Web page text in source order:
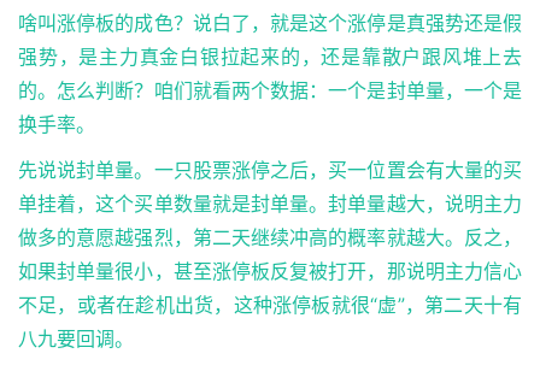
啥叫涨停板的成色？说白了，就是这个涨停是真强势还是假
强势，是主力真金白银拉起来的，还是靠散户跟风堆上去
的。怎么判断？咱们就看两个数据：一个是封单量，一个是
换手率。
先说说封单量。一只股票涨停之后，买一位置会有大量的买
单挂着，这个买单数量就是封单量。封单量越大，说明主力
做多的意愿越强烈，第二天继续冲高的概率就越大。反之，
如果封单量很小，甚至涨停板反复被打开，那说明主力信心
不足，或者在趁机出货，这种涨停板就很“虚”，第二天十有
八九要回调。